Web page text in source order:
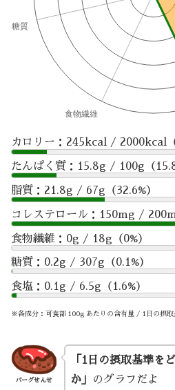
カロリー：245kcal / 2000kcal（
たんぱく質：15.8g / 100g（
脂質：21.8g / 67g（32.6%）
コレステロール：150mg /
食物繊維：0g / 18g（0%）
糖質：0.2g / 307g（0.1%）
食塩：0.1g / 6.5g（1.6%）
※各成分：可食部 100g あたりの含有量 / 1日の摂取
バーグせんせ
「1日の摂取基準を
か」
のグラフだよ